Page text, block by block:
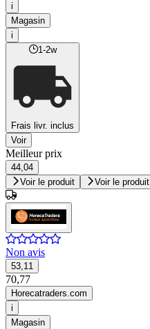
i
Magasin
i
1-2w
Frais livr. inclus
Voir
Meilleur prix
44,04
Voir le produit
Voir le produit
Non avis
53,11
70,77
Horecatraders.com
i
Magasin